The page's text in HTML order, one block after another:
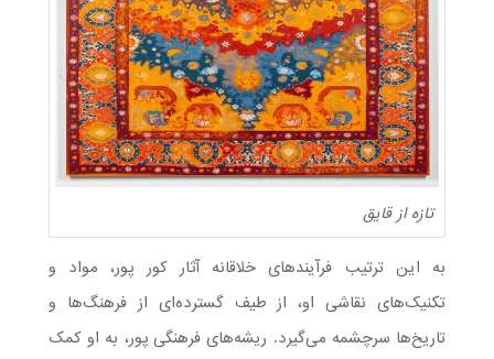
تازه از قایق
به این ترتیب فرآیندهای خلاقانه آثار کور پور، مواد و
تکنیک‌های نقاشی او، از طیف گسترده‌ای از فرهنگ‌ها و
تاریخ‌ها سرچشمه می‌گیرد. ریشه‌های فرهنگی پور، به او کمک